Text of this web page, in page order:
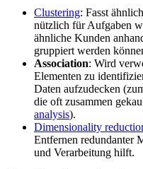
Clustering: Fasst
nützlich für Aufgaben
ähnliche Kunden
gruppiert werden
Association: Wird
Elementen zu
Daten aufzudecken
die oft zusammen
analysis).
Dimensionality
Entfernen redundanter
und Verarbeitung hilft.